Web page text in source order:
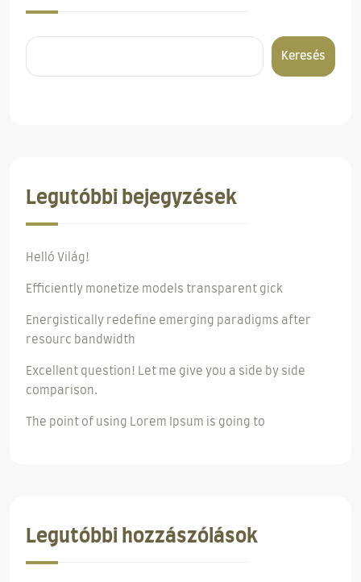
Keresés
Legutóbbi bejegyzések
Helló Világ!
Efficiently monetize models transparent gick
Energistically redefine emerging paradigms after
resourc bandwidth
Excellent question! Let me give you a side by side
comparison.
The point of using Lorem Ipsum is going to
Legutóbbi hozzászólások